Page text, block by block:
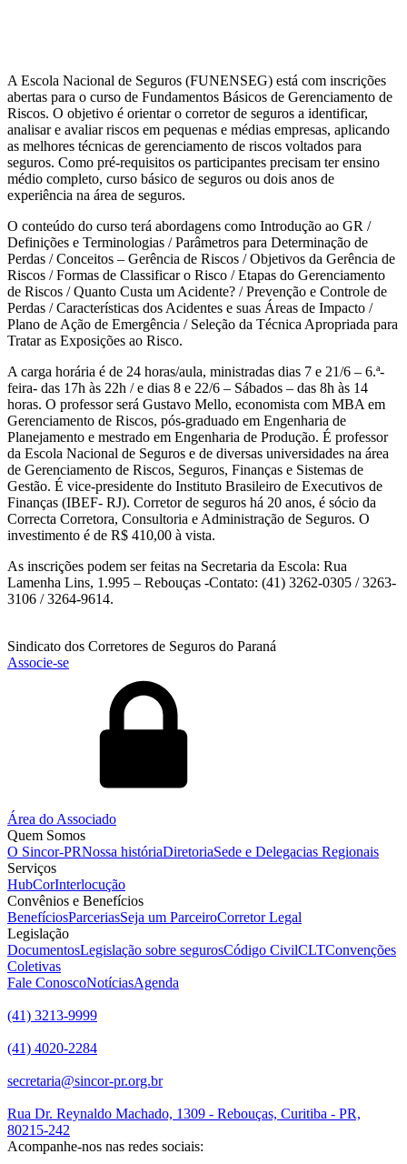
A Escola Nacional de Seguros (FUNENSEG) está com inscrições
abertas para o curso de Fundamentos Básicos de Gerenciamento de
Riscos. O objetivo é orientar o corretor de seguros a identificar,
analisar e avaliar riscos em pequenas e médias empresas, aplicando
as melhores técnicas de gerenciamento de riscos voltados para
seguros. Como pré-requisitos os participantes precisam ter ensino
médio completo, curso básico de seguros ou dois anos de
experiência na área de seguros.
O conteúdo do curso terá abordagens como Introdução ao GR /
Definições e Terminologias / Parâmetros para Determinação de
Perdas / Conceitos – Gerência de Riscos / Objetivos da Gerência de
Riscos / Formas de Classificar o Risco / Etapas do Gerenciamento
de Riscos / Quanto Custa um Acidente? / Prevenção e Controle de
Perdas / Características dos Acidentes e suas Áreas de Impacto /
Plano de Ação de Emergência / Seleção da Técnica Apropriada para
Tratar as Exposições ao Risco.
A carga horária é de 24 horas/aula, ministradas dias 7 e 21/6 – 6.ª-
feira- das 17h às 22h / e dias 8 e 22/6 – Sábados – das 8h às 14
horas. O professor será Gustavo Mello, economista com MBA em
Gerenciamento de Riscos, pós-graduado em Engenharia de
Planejamento e mestrado em Engenharia de Produção. É professor
da Escola Nacional de Seguros e de diversas universidades na área
de Gerenciamento de Riscos, Seguros, Finanças e Sistemas de
Gestão. É vice-presidente do Instituto Brasileiro de Executivos de
Finanças (IBEF- RJ). Corretor de seguros há 20 anos, é sócio da
Correcta Corretora, Consultoria e Administração de Seguros. O
investimento é de R$ 410,00 à vista.
As inscrições podem ser feitas na Secretaria da Escola: Rua
Lamenha Lins, 1.995 – Rebouças -Contato: (41) 3262-0305 / 3263-
3106 / 3264-9614.
Sindicato dos Corretores de Seguros do Paraná
Associe-se
Área do Associado
Quem Somos
O Sincor-PRNossa históriaDiretoriaSede e Delegacias Regionais
Serviços
HubCorInterlocução
Convênios e Benefícios
BenefíciosParceriasSeja um ParceiroCorretor Legal
Legislação
DocumentosLegislação sobre segurosCódigo CivilCLTConvenções
Coletivas
Fale ConoscoNotíciasAgenda
(41) 3213-9999
(41) 4020-2284
secretaria@sincor-pr.org.br
Rua Dr. Reynaldo Machado, 1309 - Rebouças, Curitiba - PR,
80215-242
Acompanhe-nos nas redes sociais: